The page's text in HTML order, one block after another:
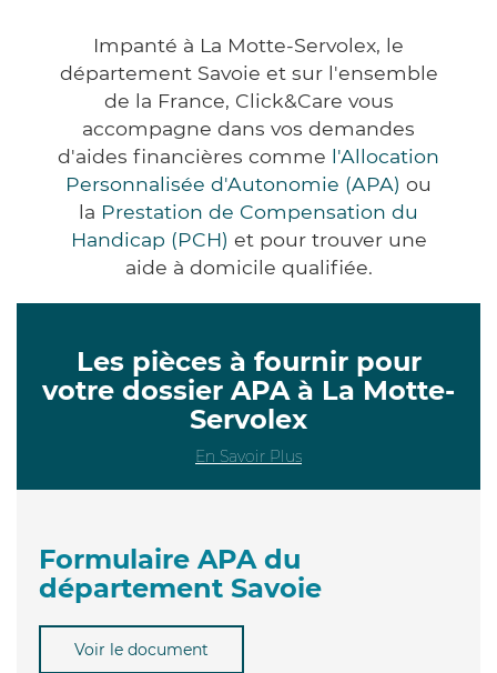
Impanté à La Motte-Servolex, le
département Savoie et sur l'ensemble
de la France, Click&Care vous
accompagne dans vos demandes
d'aides financières comme l'Allocation
Personnalisée d'Autonomie (APA) ou
la Prestation de Compensation du
Handicap (PCH) et pour trouver une
aide à domicile qualifiée.
Les pièces à fournir pour
votre dossier APA à La Motte-
Servolex
En Savoir Plus
Formulaire APA du
département Savoie
Voir le document